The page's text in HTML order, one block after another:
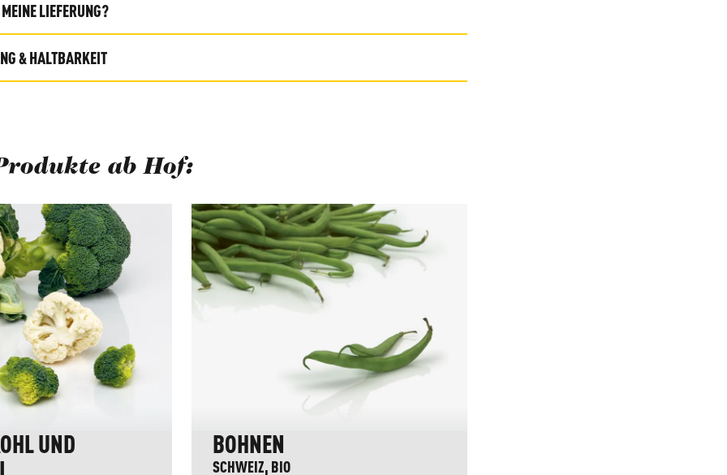
LIEFERUNG?
& HALTBARKEIT
ab Hof:
UND
BOHNEN
SCHWEIZ, BIO